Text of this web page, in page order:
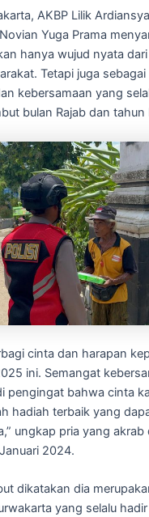
AKBP Lilik
Yuga Prama
hanya wujud nyata
Tetapi juga
kebersamaan yang
bulan Rajab dan tahun
cinta dan harapan
ini. Semangat
pengingat bahwa cinta
hadiah terbaik yang
ungkap pria yang akrab
2024.
dikatakan dia
yang selalu